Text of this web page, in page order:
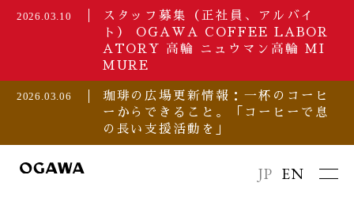
2026.03.10
スタッフ募集（正社員、アルバイ
ト） OGAWA COFFEE LABOR
ATORY 高輪 ニュウマン高輪 MI
MURE
2026.03.06
珈琲の広場更新情報：一杯のコーヒ
ーからできること。「コーヒーで息
の長い支援活動を」
JP EN